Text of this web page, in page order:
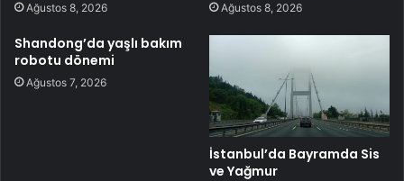
Ağustos 8, 2026 Ağustos 8, 2026
Shandong’da yaşlı bakım
robotu dönemi
Ağustos 7, 2026
İstanbul’da Bayramda Sis
ve Yağmur